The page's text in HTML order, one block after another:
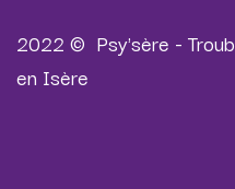
2022 © Psy'sère -
en Isère